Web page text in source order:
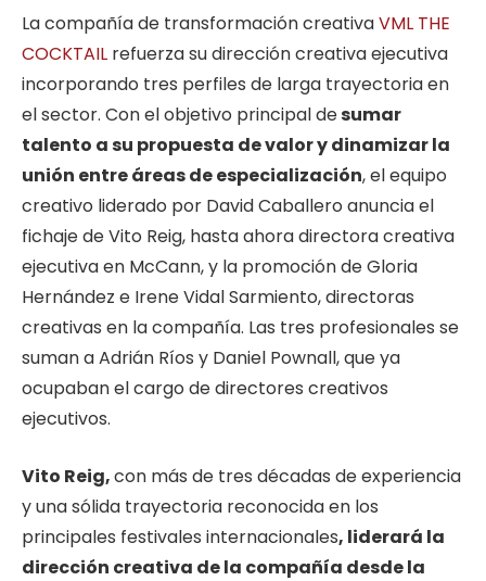
La compañía de transformación creativaVML THE
COCKTAIL refuerza su dirección creativa ejecutiva
incorporando tres perfiles de larga trayectoria en
el sector. Con el objetivo principal desumar
talento a su propuesta de valor y dinamizar la
unión entre áreas de especialización, el equipo
creativo liderado por David Caballero anuncia el
fichaje de Vito Reig, hasta ahora directora creativa
ejecutiva en McCann, y la promoción de Gloria
Hernández e Irene Vidal Sarmiento, directoras
creativas en la compañía. Las tres profesionales se
suman a Adrián Ríos y Daniel Pownall, que ya
ocupaban el cargo de directores creativos
ejecutivos.
Vito Reig,con más de tres décadas de experiencia
y una sólida trayectoria reconocida en los
principales festivales internacionales, liderará la
dirección creativa de la compañía desde la